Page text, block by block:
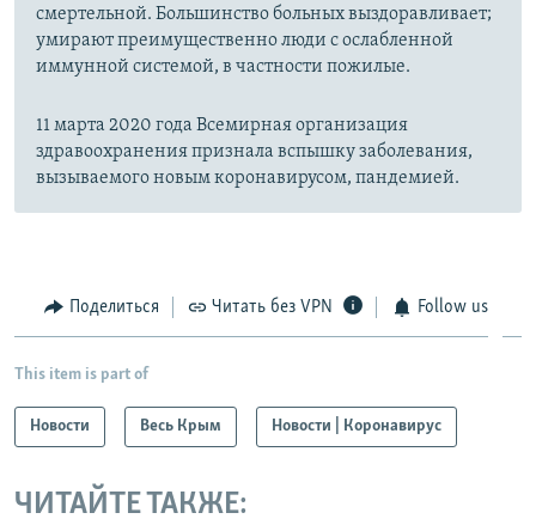
смертельной. Большинство больных выздоравливает;
умирают преимущественно люди с ослабленной
иммунной системой, в частности пожилые.
11 марта 2020 года Всемирная организация
здравоохранения признала вспышку заболевания,
вызываемого новым коронавирусом, пандемией.
Поделиться Читать без VPN Follow us
This item is part of
Новости Весь Крым Новости | Коронавирус
ЧИТАЙТЕ ТАКЖЕ: